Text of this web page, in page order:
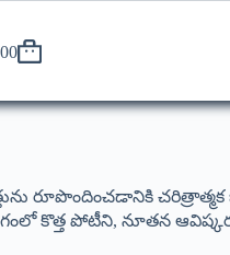
రూపొందించడానికి
కొత్త పోటీని, నూతన